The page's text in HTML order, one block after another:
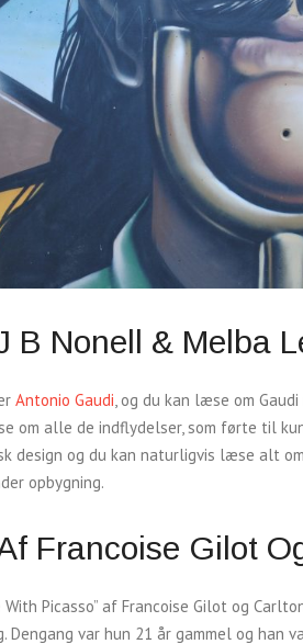
B Nonell & Melba
Antonio Gaudi , og du kan læse om
om alle de indflydelser, som førte til
design og du kan naturligvis læse alt
opbygning.
Francoise Gilot
Picasso” af Francoise Gilot og
var hun 21 år gammel og han